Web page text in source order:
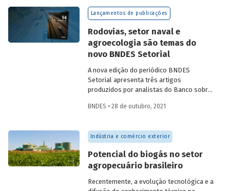
sem comprometer os investimentos no
setor. Saiba mais sobre os diferentes
concessões de rodovias realizadas no
país.
Lançamentos de publicações
Rodovias, setor naval e
agroecologia são temas do
novo BNDES Setorial
A nova edição do periódico BNDES
Setorial apresenta três artigos
produzidos por analistas do Banco sobre
agroecologia, importantes áreas do
sobre os artigos e confira a publicação
completa.
BNDES • 28 de outubro, 2021
Indústria e comércio exterior
Potencial do biogás no setor
agropecuário brasileiro
Recentemente, a evolução tecnológica e a